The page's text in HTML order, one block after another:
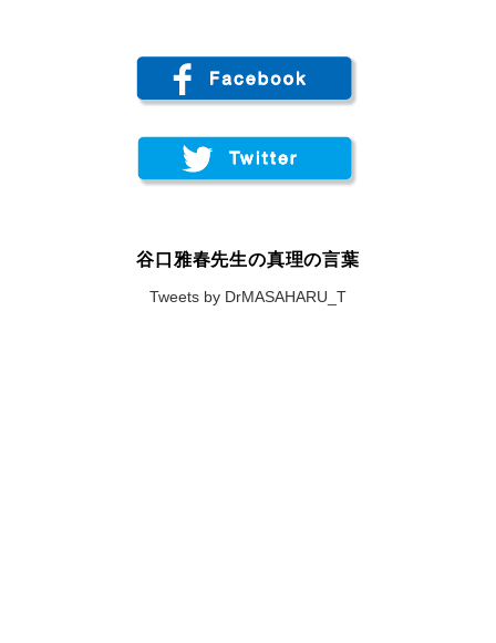
谷口雅春先生の真理の言葉
Tweets by DrMASAHARU_T